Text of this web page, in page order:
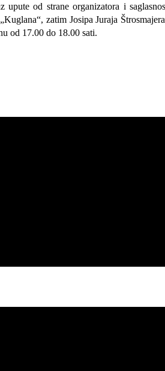
od strane organizatora i
zatim Josipa Juraja
od 17.00 do 18.00 sati.